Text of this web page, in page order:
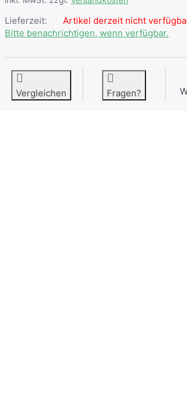
Lieferzeit:
Artikel derzeit nicht
Bitte benachrichtigen, wenn verfügbar.
Vergleichen Fragen?